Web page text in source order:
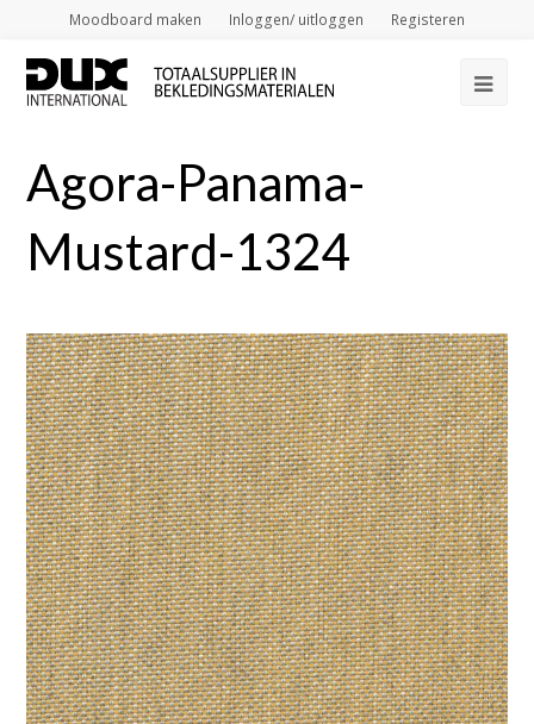
Moodboard maken Inloggen/ uitloggen Registeren
Agora-Panama-
Mustard-1324